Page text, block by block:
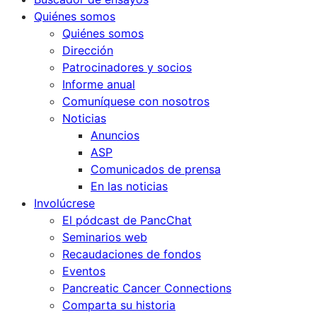
Quiénes somos
Quiénes somos
Dirección
Patrocinadores y socios
Informe anual
Comuníquese con nosotros
Noticias
Anuncios
ASP
Comunicados de prensa
En las noticias
Involúcrese
El pódcast de PancChat
Seminarios web
Recaudaciones de fondos
Eventos
Pancreatic Cancer Connections
Comparta su historia